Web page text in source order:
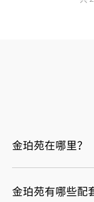
金珀苑在哪里？
金珀苑有哪些配